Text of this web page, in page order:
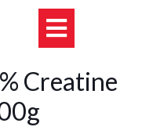
Creatine